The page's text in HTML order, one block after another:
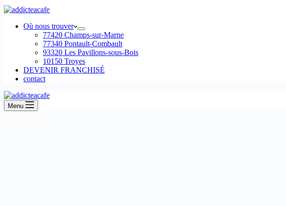
Où nous trouver
77420 Champs-sur-Marne
77340 Pontault-Combault
93320 Les Pavillons-sous-Bois
10150 Troyes
DEVENIR FRANCHISÉ
contact
Menu